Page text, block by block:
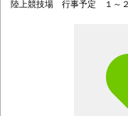
陸上競技場 行事予定 １～